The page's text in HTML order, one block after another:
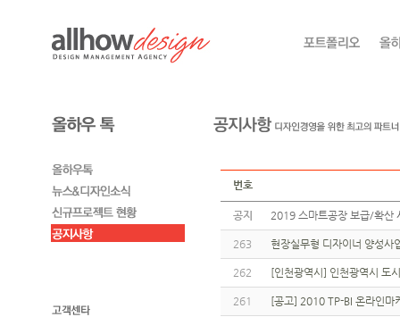
번호
공지 2019 스마트공장 보급/확
263 현장실무형 디자이너 양성
262 [인천광역시] 인천광역시 도
261 [공고] 2010 TP-BI 온라인마